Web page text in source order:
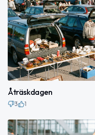
Åträskdagen
3 1